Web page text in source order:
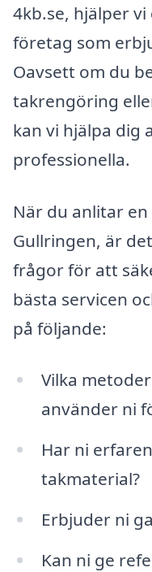
4kb.se, hjälper
företag som
Oavsett om du
takrengöring
kan vi hjälpa dig
professionella.
När du anlitar
Gullringen, är
frågor för att
bästa servicen
på följande:
Vilka
använder ni
Har ni
takmaterial?
Erbjuder ni
Kan ni ge